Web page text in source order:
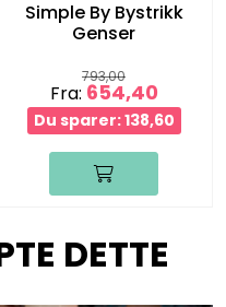
Simple By Bystrikk
Genser
793,00
Fra: 654,40
Du sparer: 138,60
DETTE